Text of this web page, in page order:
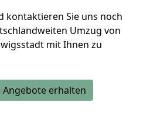
kontaktieren Sie uns noch
Umzug von
mit Ihnen zu
Angebote erhalten